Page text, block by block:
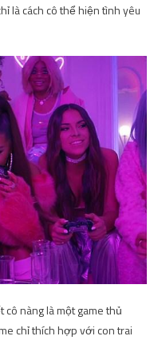
là cách cô thể hiện tình yêu
cô nàng là một game thủ
chỉ thích hợp với con trai